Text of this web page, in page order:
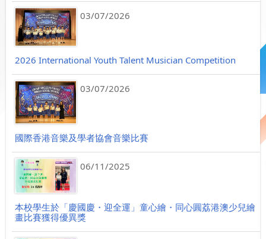
03/07/2026
2026 International Youth Talent Musician Competition
03/07/2026
國際香港音樂及學者協會音樂比賽
06/11/2025
本校學生於「慶國慶・迎全運」童心繪・同心圓荔港澳少兒繪
畫比賽獲得優異獎